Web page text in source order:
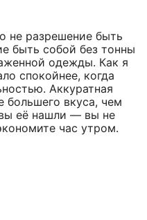
не разрешение быть
быть собой без тонны
одежды. Как я
спокойнее, когда
Аккуратная
большего вкуса, чем
её нашли — вы не
час утром.